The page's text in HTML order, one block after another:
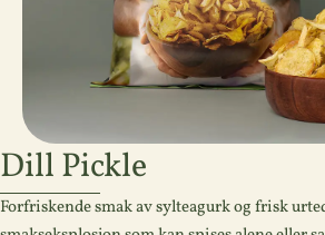
Dill Pickle
Forfriskende smak av sylteagurk og frisk